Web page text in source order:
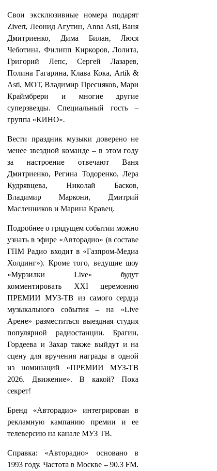
Свои эксклюзивные номера подарят
Zivert, Леонид Агутин, Anna Asti, Ваня
Дмитриенко, Дима Билан, Люся
Чеботина, Филипп Киркоров, Лолита,
Григорий Лепс, Сергей Лазарев,
Полина Гагарина, Клава Кока, Artik &
Asti, МОТ, Владимир Пресняков, Мари
Краймбрери и многие другие
суперзвезды. Специальный гость –
группа «КИНО».
Вести праздник музыки доверено не
менее звездной команде – в этом году
за настроение отвечают Ваня
Дмитриенко, Регина Тодоренко, Лера
Кудрявцева, Николай Басков,
Владимир Маркони, Дмитрий
Масленников и Марина Кравец.
Подробнее о грядущем событии можно
узнать в эфире «Авторадио» (в составе
ГПМ Радио входит в «Газпром-Медиа
Холдинг»). Кроме того, ведущие шоу
«Мурзилки Live» будут
комментировать XXI церемонию
ПРЕМИИ МУЗ-ТВ из самого сердца
музыкального события – на «Live
Арене» разместиться выездная студия
популярной радиостанции. Брагин,
Гордеева и Захар также выйдут и на
сцену для вручения награды в одной
из номинаций «ПРЕМИИ МУЗ-ТВ
2026. Движение». В какой? Пока
секрет!
Бренд «Авторадио» интегрирован в
рекламную кампанию премии и ее
телеверсию на канале МУЗ ТВ.
Справка: «Авторадио» основано в
1993 году. Частота в Москве – 90.3 FM.